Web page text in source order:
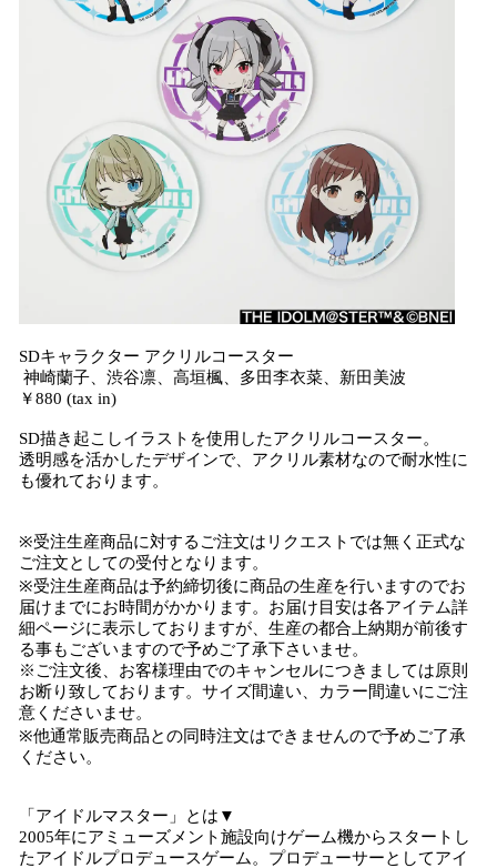
SDキャラクター アクリルコースター
神崎蘭子、渋谷凛、高垣楓、多田李衣菜、新田美波
￥880 (tax in)
SD描き起こしイラストを使用したアクリルコースター。
透明感を活かしたデザインで、アクリル素材なので耐水性に
も優れております。
※受注生産商品に対するご注文はリクエストでは無く正式な
ご注文としての受付となります。
※受注生産商品は予約締切後に商品の生産を行いますのでお
届けまでにお時間がかかります。お届け目安は各アイテム詳
細ページに表示しておりますが、生産の都合上納期が前後す
る事もございますので予めご了承下さいませ。
※ご注文後、お客様理由でのキャンセルにつきましては原則
お断り致しております。サイズ間違い、カラー間違いにご注
意くださいませ。
※他通常販売商品との同時注文はできませんので予めご了承
ください。
「アイドルマスター」とは▼
2005年にアミューズメント施設向けゲーム機からスタートし
たアイドルプロデュースゲーム。プロデューサーとしてアイ